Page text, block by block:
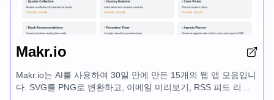
Makr.io
Makr.io는 AI를 사용하여 30일 만에 만든 15개의 웹 앱 모음입니
다. SVG를 PNG로 변환하고, 이메일 미리보기, RSS 피드 리더,